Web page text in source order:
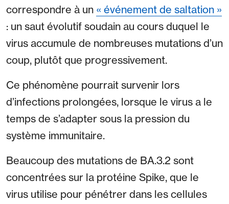
correspondre à un « événement de saltation »
: un saut évolutif soudain au cours duquel le
virus accumule de nombreuses mutations d’un
coup, plutôt que progressivement.
Ce phénomène pourrait survenir lors
d’infections prolongées, lorsque le virus a le
temps de s’adapter sous la pression du
système immunitaire.
Beaucoup des mutations de BA.3.2 sont
concentrées sur la protéine Spike, que le
virus utilise pour pénétrer dans les cellules